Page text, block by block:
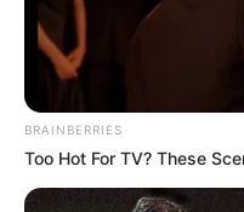
BRAINBERRIES
Too Hot For TV? These